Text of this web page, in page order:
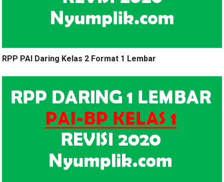
RPP PAI Daring Kelas 2 Format 1 Lembar